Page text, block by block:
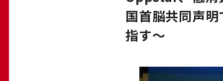
国首脳共同声
指す〜